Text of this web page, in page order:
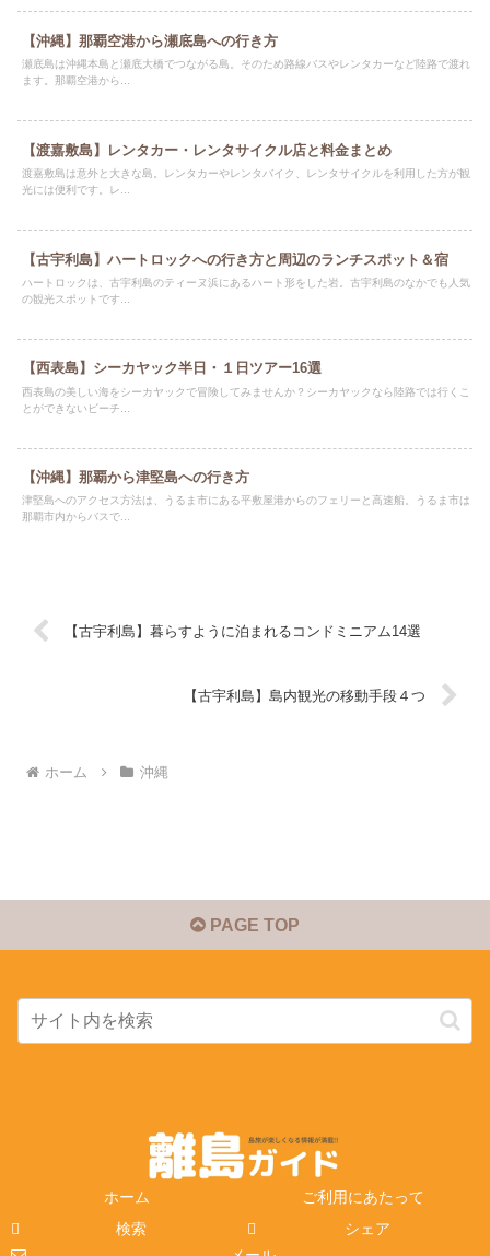
【沖縄】那覇空港から瀬底島への行き方
瀬底島は沖縄本島と瀬底大橋でつながる島。そのため路線バスやレンタカーなど陸路で渡れ
ます。那覇空港から...
【渡嘉敷島】レンタカー・レンタサイクル店と料金まとめ
渡嘉敷島は意外と大きな島。レンタカーやレンタバイク、レンタサイクルを利用した方が観
光には便利です。レ...
【古宇利島】ハートロックへの行き方と周辺のランチスポット＆宿
ハートロックは、古宇利島のティーヌ浜にあるハート形をした岩。古宇利島のなかでも人気
の観光スポットです...
【西表島】シーカヤック半日・１日ツアー16選
西表島の美しい海をシーカヤックで冒険してみませんか？シーカヤックなら陸路では行くこ
とができないビーチ...
【沖縄】那覇から津堅島への行き方
津堅島へのアクセス方法は、うるま市にある平敷屋港からのフェリーと高速船。うるま市は
那覇市内からバスで...
【古宇利島】暮らすように泊まれるコンドミニアム14選
【古宇利島】島内観光の移動手段４つ
ホーム 沖縄
PAGE TOP
ホーム
ご利用にあたって
検索
シェア